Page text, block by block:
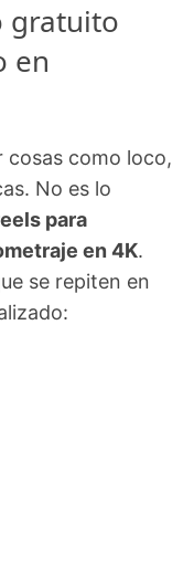
gratuito
en
cosas como loco,
No es lo
para
en 4K.
se repiten en